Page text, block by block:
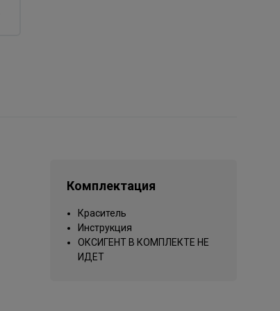
Комплектация
Краситель
Инструкция
ОКСИГЕНТ В КОМПЛЕКТЕ НЕ
ИДЕТ